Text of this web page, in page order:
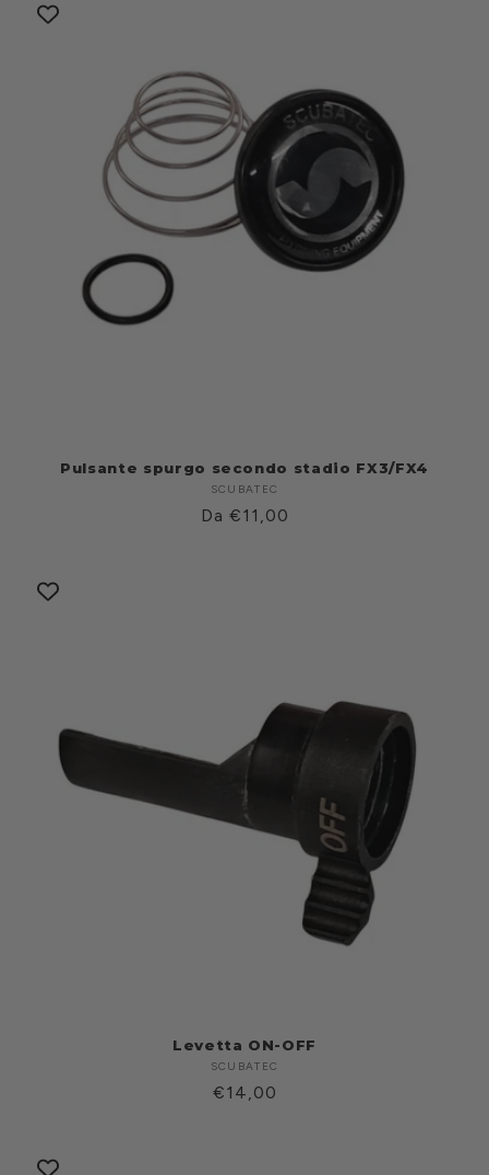
Pulsante spurgo secondo stadio FX3/FX4
Produttore:
SCUBATEC
Prezzo
Da €11,00
Levetta ON-OFF
Produttore:
SCUBATEC
Prezzo
€14,00